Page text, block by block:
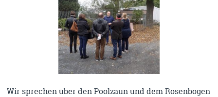
Wir sprechen über den Poolzaun und dem Rosenbogen